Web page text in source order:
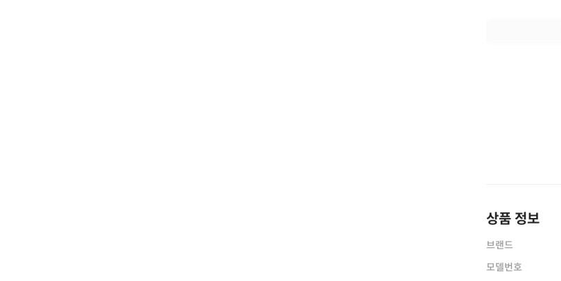
상품 정보
브랜드
모델번호